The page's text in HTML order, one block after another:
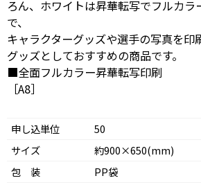
ろん、ホワイトは昇華転写でフルカラ
で、
キャラクターグッズや選手の写真を印
グッズとしておすすめの商品です。
■全面フルカラー昇華転写印刷
［A8］
申し込単位
50
サイズ
約900×650(mm)
包 装
PP袋